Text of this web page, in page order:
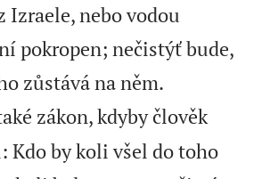
Izraele, nebo vodou
pokropen; nečistýť bude,
zůstává na něm.
zákon, kdyby člověk
Kdo by koli všel do toho